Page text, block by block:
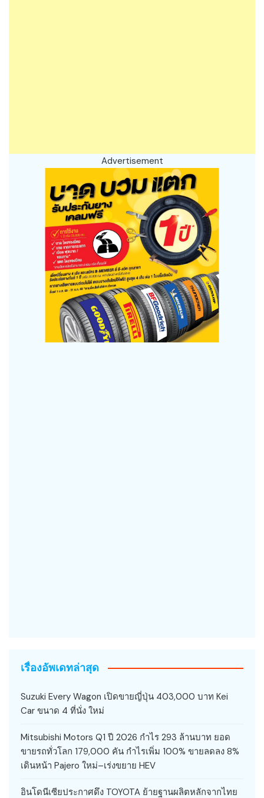
Advertisement
เรื่องอัพเดทล่าสุด
Suzuki Every Wagon เปิดขายญี่ปุ่น 403,000 บาท Kei
Car ขนาด 4 ที่นั่ง ใหม่
Mitsubishi Motors Q1 ปี 2026 กำไร 293 ล้านบาท ยอด
ขายรถทั่วโลก 179,000 คัน กำไรเพิ่ม 100% ขายลดลง 8%
เดินหน้า Pajero ใหม่–เร่งขยาย HEV
อินโดนีเซียประกาศดึง TOYOTA ย้ายฐานผลิตหลักจากไทย